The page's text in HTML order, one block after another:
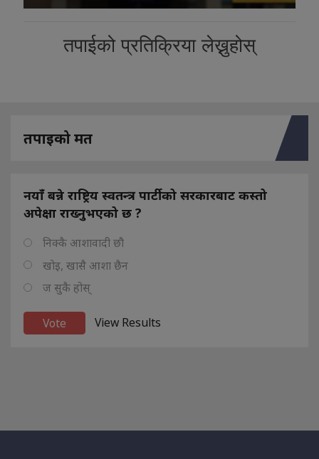
तपाईको प्रतिक्रिया लेख्नुहोस्
तपाइको मत
नयाँ बन्ने राष्ट्रिय स्वतन्त्र पार्टीको सरकारबाट कस्तो
अपेक्षा राख्नुभएको छ ?
निक्कै आशावादी छौ
खोइ, खासै आशा छैन
ज सुकै होस्
View Results